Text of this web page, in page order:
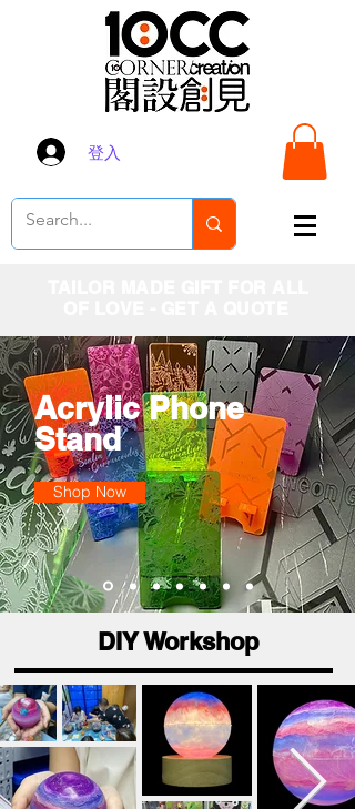
登入
Acrylic Phone
Stand
Shop Now
DIY Workshop